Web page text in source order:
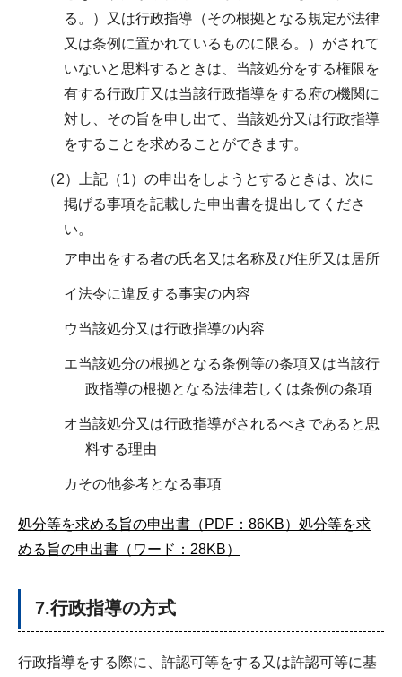
る。）又は行政指導（その根拠となる規定が法律
又は条例に置かれているものに限る。）がされて
いないと思料するときは、当該処分をする権限を
有する行政庁又は当該行政指導をする府の機関に
対し、その旨を申し出て、当該処分又は行政指導
をすることを求めることができます。
（2）上記（1）の申出をしようとするときは、次に
掲げる事項を記載した申出書を提出してくださ
い。
ア申出をする者の氏名又は名称及び住所又は居所
イ法令に違反する事実の内容
ウ当該処分又は行政指導の内容
エ当該処分の根拠となる条例等の条項又は当該行
政指導の根拠となる法律若しくは条例の条項
オ当該処分又は行政指導がされるべきであると思
料する理由
カその他参考となる事項
処分等を求める旨の申出書（PDF：86KB） 処分等を求
める旨の申出書（ワード：28KB）
7.行政指導の方式
行政指導をする際に、許認可等をする又は許認可等に基